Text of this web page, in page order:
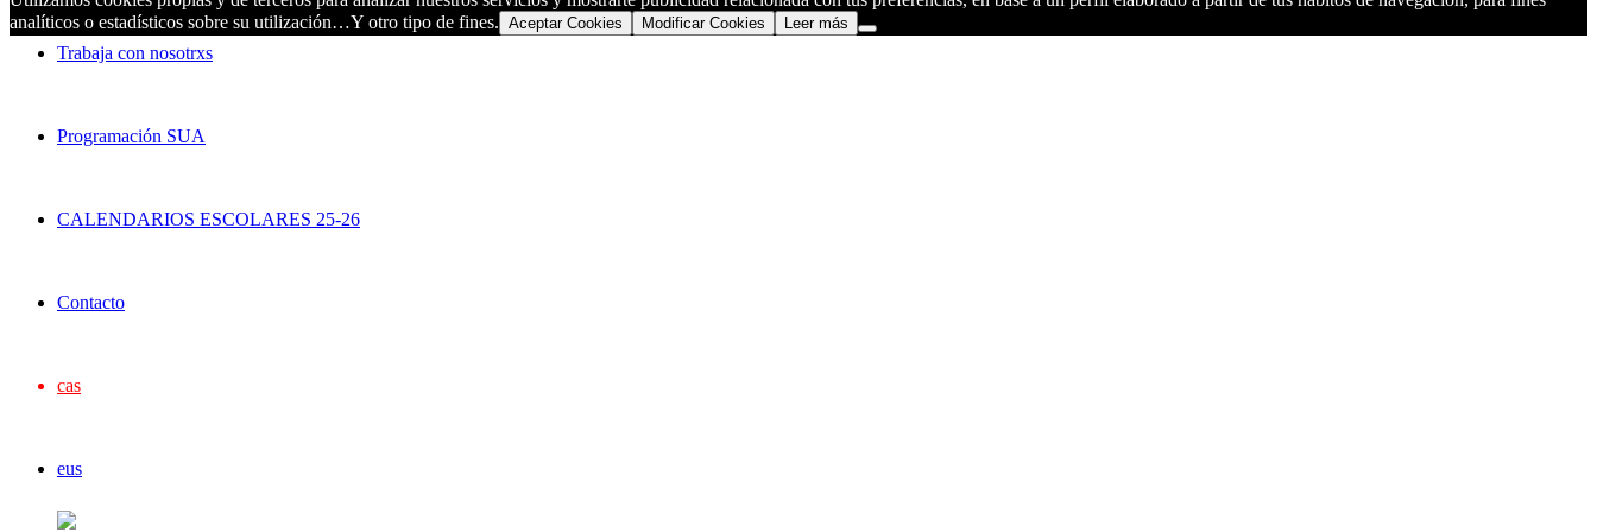
Trabaja con nosotrxs
Programación SUA
CALENDARIOS ESCOLARES 25-26
Contacto
cas
eus
analíticos o estadísticos sobre su utilización…Y otro tipo de fines. Aceptar Cookies Modificar Cookies Leer más